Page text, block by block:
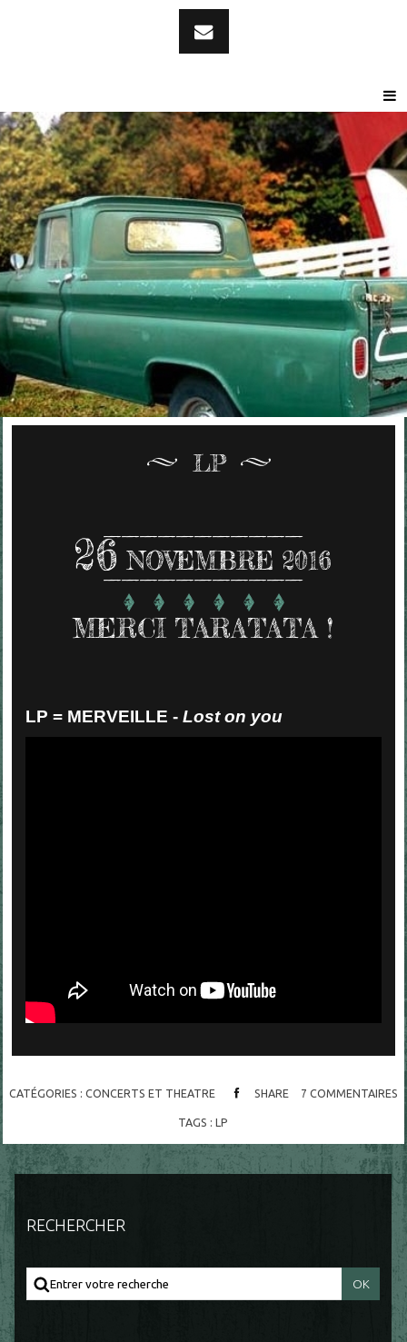
LP
26 NOVEMBRE 2016
MERCI TARATATA !
LP = MERVEILLE -Lost on you
CATÉGORIES : CONCERTS ET THEATRE SHARE 7 COMMENTAIRES
TAGS :LP
RECHERCHER